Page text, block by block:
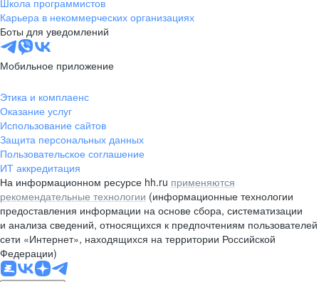
Школа программистов
Карьера в некоммерческих организациях
Боты для уведомлений
Мобильное приложение
Этика и комплаенс
Оказание услуг
Использование сайтов
Защита персональных данных
Пользовательское соглашение
ИТ аккредитация
На информационном ресурсе hh.ru применяются
рекомендательные технологии (информационные технологии
предоставления информации на основе сбора, систематизации
и анализа сведений, относящихся к предпочтениям пользователей
сети «Интернет», находящихся на территории Российской
Федерации)